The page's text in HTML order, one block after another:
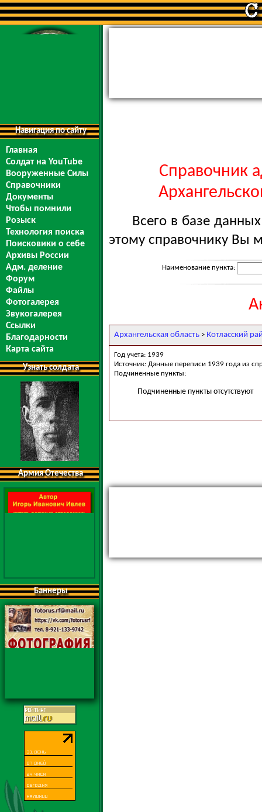
Навигация по сайту
Главная
Солдат на YouTube
Вооруженные Силы
Справочники
Документы
Чтобы помнили
Розыск
Технология поиска
Поисковики о себе
Архивы России
Адм. деление
Форум
Файлы
Фотогалерея
Звукогалерея
Ссылки
Благодарности
Карта сайта
Узнать солдата
Армия Отечества
Баннеры
Справочник
Всего в базе
этому справочнику Вы
Наименование пункта:
Архангельская область > Котласский
Год учета: 1939
Источник: Данные переписи 1939 года из
Подчиненные пункты:
Подчиненные пункты отсутствуют